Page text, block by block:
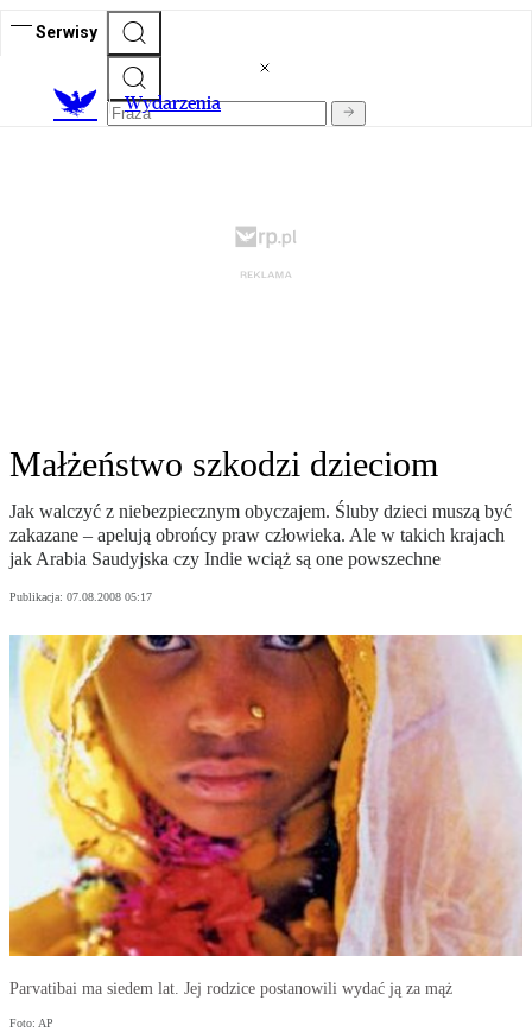
Serwisy
Wydarzenia
Małżeństwo szkodzi dzieciom
Jak walczyć z niebezpiecznym obyczajem. Śluby dzieci muszą być
zakazane – apelują obrońcy praw człowieka. Ale w takich krajach
jak Arabia Saudyjska czy Indie wciąż są one powszechne
Publikacja: 07.08.2008 05:17
Parvatibai ma siedem lat. Jej rodzice postanowili wydać ją za mąż
Foto: AP